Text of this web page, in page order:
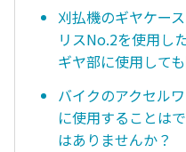
刈払機のギヤケー
リスNo.2を使用し
ギヤ部に使用して
バイクのアクセル
に使用することは
はありませんか？